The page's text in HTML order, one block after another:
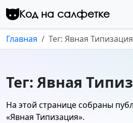
Перейти к контенту
Код на салфетке
Главная Тег: Явная Типизация
Тег: Явная
На этой странице собраны
«Явная Типизация».